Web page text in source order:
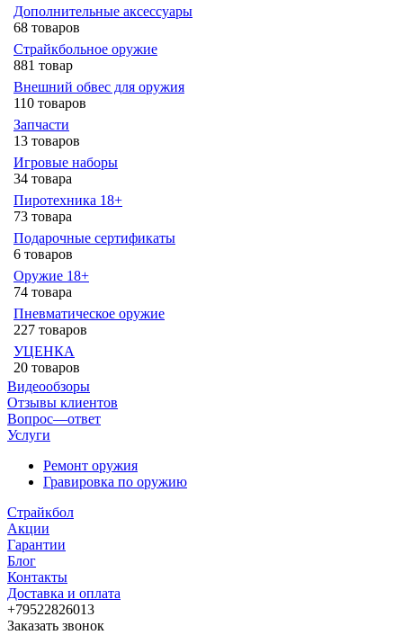
Дополнительные аксессуары
68 товаров
Страйкбольное оружие
881 товар
Внешний обвес для оружия
110 товаров
Запчасти
13 товаров
Игровые наборы
34 товара
Пиротехника 18+
73 товара
Подарочные сертификаты
6 товаров
Оружие 18+
74 товара
Пневматическое оружие
227 товаров
УЦЕНКА
20 товаров
Видеообзоры
Отзывы клиентов
Вопрос—ответ
Услуги
Ремонт оружия
Гравировка по оружию
Страйкбол
Акции
Гарантии
Блог
Контакты
Доставка и оплата
+79522826013
Заказать звонок